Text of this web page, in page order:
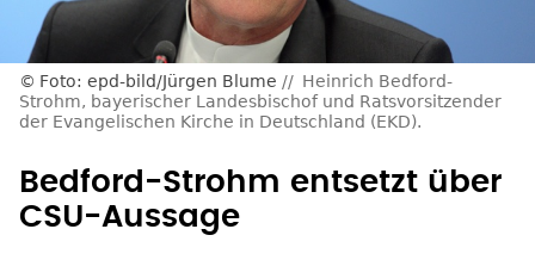
Foto: epd-bild/Jürgen Blume
Heinrich Bedford-
Strohm, bayerischer Landesbischof und Ratsvorsitzender
der Evangelischen Kirche in Deutschland (EKD).
Bedford-Strohm entsetzt über
CSU-Aussage